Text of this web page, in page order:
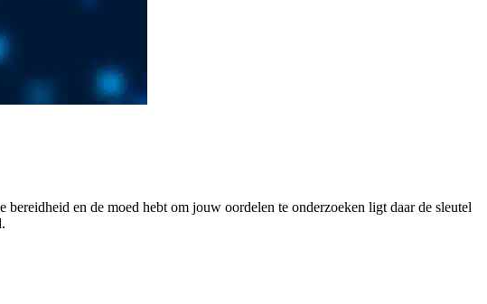
en de moed hebt om jouw oordelen te onderzoeken ligt daar de sleutel